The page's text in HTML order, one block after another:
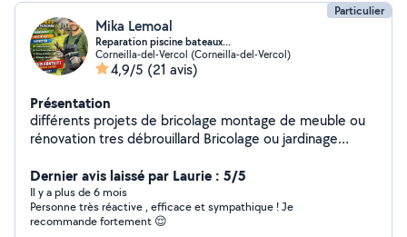
Particulier
Mika Lemoal
Reparation piscine bateaux...
Corneilla-del-Vercol (Corneilla-del-Vercol)
4,9/5 (21 avis)
Présentation
différents projets de bricolage montage de meuble ou
rénovation tres débrouillard Bricolage ou jardinage
des déchets Montage de meuble Renovation
Installation cuisine montage de meuble Je vous servirait
au mieux que je pourrais J'aime rendre service Si je ne
sait pas je fait pas Bonne journée mika
Dernier avis laissé par Laurie : 5/5
Il y a plus de 6 mois
Personne très réactive , efficace et sympathique ! Je
recommande fortement 😌